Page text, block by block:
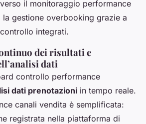
il monitoraggio performance
la gestione overbooking grazie a
integrati.
dei risultati e
dati
controllo performance
dati prenotazioni in tempo reale.
canali vendita è semplificata:
registrata nella piattaforma di